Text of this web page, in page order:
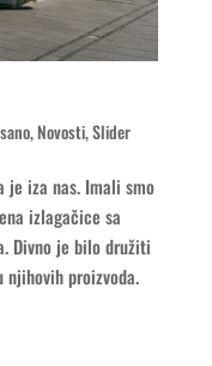
,Novosti,Slider
je iza nas. Imali smo
izlagačice sa
Divno je bilo družiti
njihovih proizvoda.